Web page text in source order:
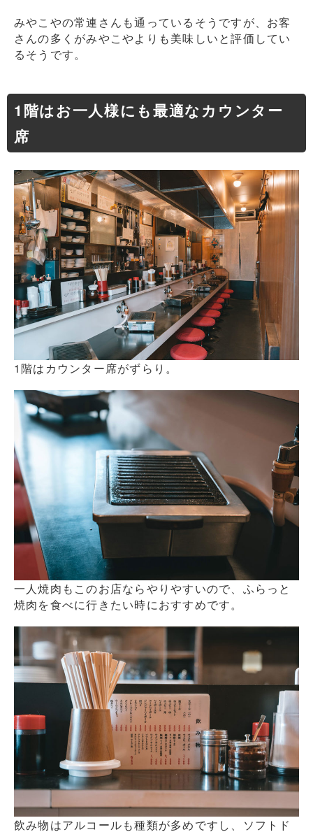
みやこやの常連さんも通っているそうですが、お客
さんの多くがみやこやよりも美味しいと評価してい
るそうです。
1階はお一人様にも最適なカウンター
席
1階はカウンター席がずらり。
一人焼肉もこのお店ならやりやすいので、ふらっと
焼肉を食べに行きたい時におすすめです。
飲み物はアルコールも種類が多めですし、ソフトド